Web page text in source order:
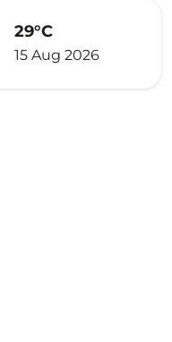
29°C
15 Aug 2026